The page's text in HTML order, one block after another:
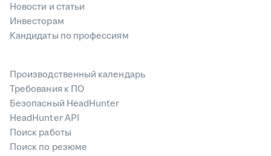
Новости и статьи
Инвесторам
Кандидаты по профессиям
Производственный календарь
Требования к ПО
Безопасный HeadHunter
HeadHunter API
Поиск работы
Поиск по резюме